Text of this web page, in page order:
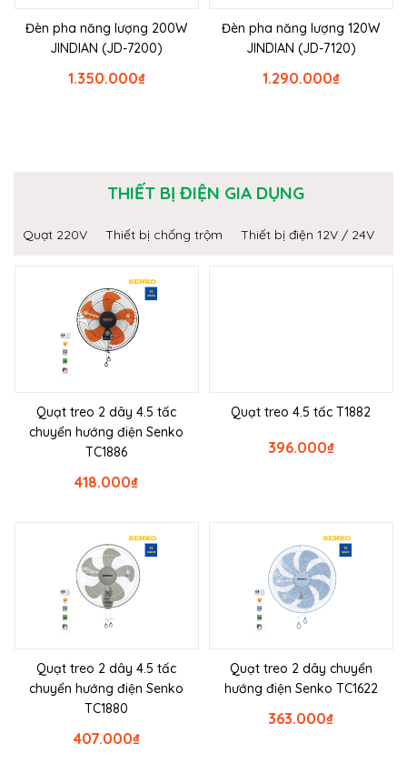
Đèn pha năng lượng 200W
JINDIAN (JD-7200)
₫
1.350.000
Đèn pha năng lượng 120W
JINDIAN (JD-7120)
₫
1.290.000
THIẾT BỊ ĐIỆN GIA DỤNG
Quạt 220V Thiết bị chống trộm Thiết bị điện 12V / 24V
Quạt treo 2 dây 4.5 tấc
chuyển hướng điện Senko
TC1886
₫
418.000
Quạt treo 4.5 tấc T1882
₫
396.000
Quạt treo 2 dây 4.5 tấc
chuyển hướng điện Senko
TC1880
₫
407.000
Quạt treo 2 dây chuyển
hướng điện Senko TC1622
₫
363.000